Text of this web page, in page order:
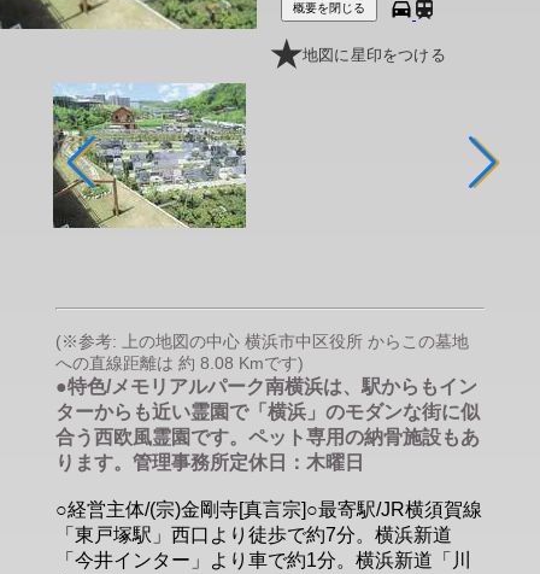
概要を閉じる
地図に星印をつける
(※参考: 上の地図の中心 横浜市中区役所 からこの墓地
への直線距離は 約 8.08 Kmです)
●特色/メモリアルパーク南横浜は、駅からもイン
ターからも近い霊園で「横浜」のモダンな街に似
合う西欧風霊園です。ペット専用の納骨施設もあ
ります。管理事務所定休日：木曜日
○経営主体/(宗)金剛寺[真言宗]○最寄駅/JR横須賀線
「東戸塚駅」西口より徒歩で約7分。横浜新道
「今井インター」より車で約1分。横浜新道「川